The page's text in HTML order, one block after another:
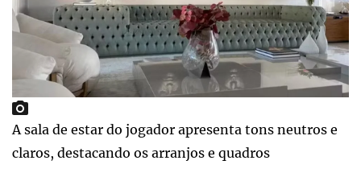
A sala de estar do jogador apresenta tons neutros e
claros, destacando os arranjos e quadros